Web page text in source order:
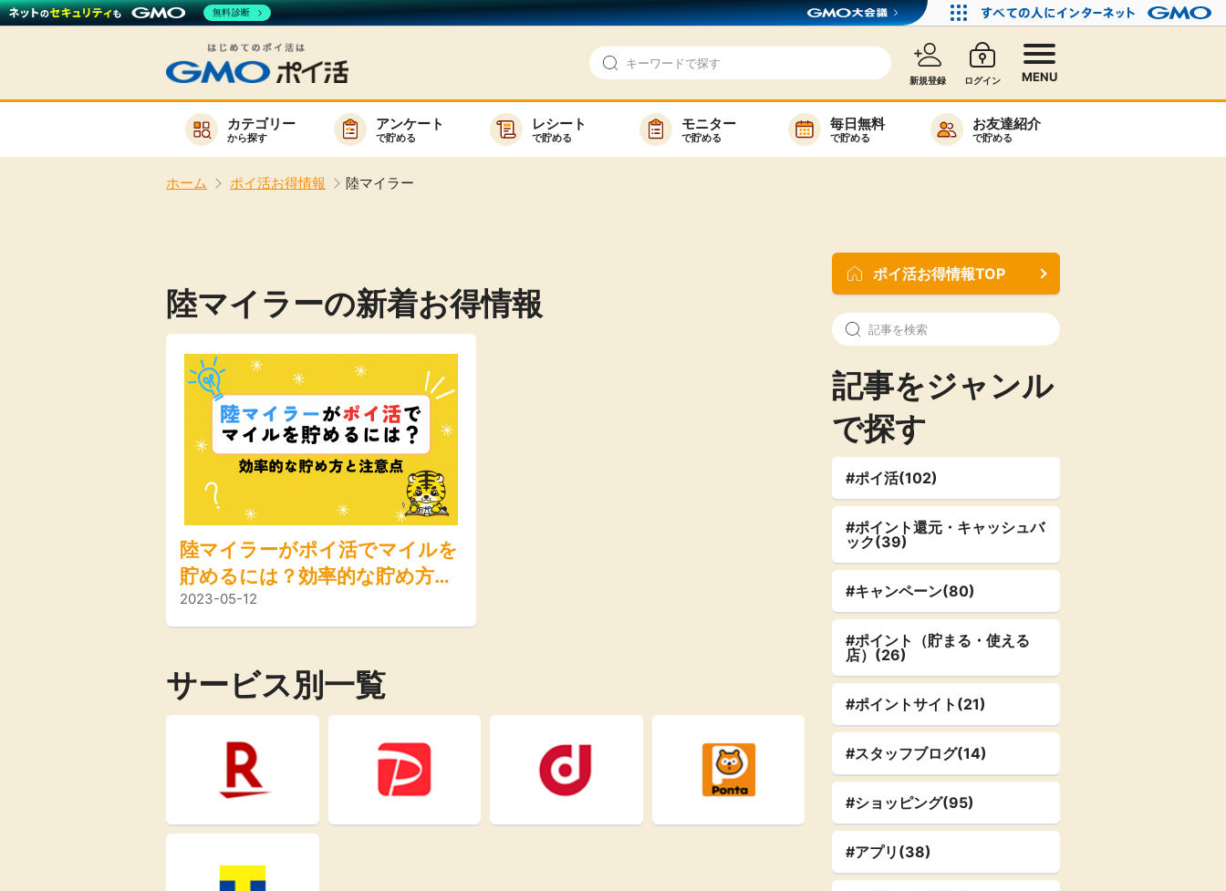
新規登録 ログイン MENU
お知らせ
新着
無料
モニター
ヘルプセンター
カテゴリー
から探す
アンケート
で貯める
レシート
で貯める
モニター
で貯める
毎日無料
で貯める
お友達紹介
で貯める
ホーム ポイ活お得情報 陸マイラー
サービスから検索
楽天サービス一覧
Rakuten Fash
ion（楽天ファ
ッション）
購入額の3.5%P
楽天証券
340P
楽天ビューテ
購入額の0.7%P
楽天toto【無
140P
高還元 無料
アンケート レシ活
（貯まる・使えるお店）
情報
陸マイラーの新着お得情報
陸マイラーがポイ活でマイルを
貯めるには？効率的な貯め方と
注意点を解説
2023-05-12
サービス別一覧
ポイ活お得情報TOP
記事をジャンル
で探す
#ポイ活(102)
#ポイント還元・キャッシュバ
ック(39)
#キャンペーン(80)
#ポイント（貯まる・使える
店）(26)
#ポイントサイト(21)
#スタッフブログ(14)
#ショッピング(95)
#アプリ(38)
無料診断